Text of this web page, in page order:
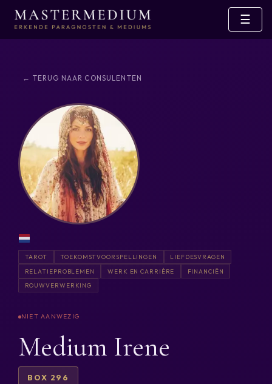
☰
← TERUG NAAR CONSULENTEN
TAROT TOEKOMSTVOORSPELLINGEN
LIEFDESVRAGEN
RELATIEPROBLEMEN
WERK EN CARRIÈRE
FINANCIËN
ROUWVERWERKING
Medium Irene
BOX 296